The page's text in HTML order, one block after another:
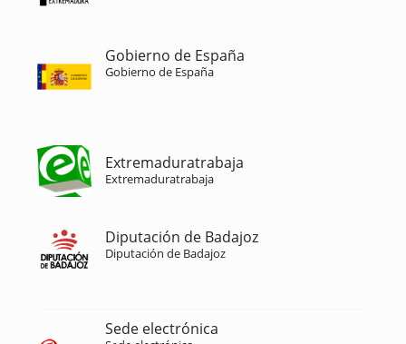
Gobierno de España
Gobierno de España
Extremaduratrabaja
Extremaduratrabaja
Diputación de Badajoz
Diputación de Badajoz
Sede electrónica